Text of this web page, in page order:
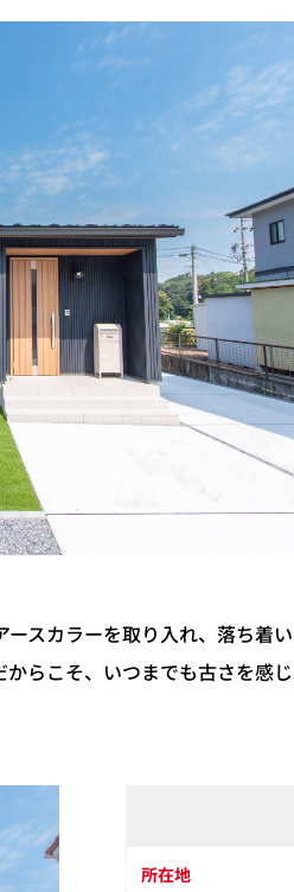
スカラーを取り入れ、落ち着
らこそ、いつまでも古さを感じ
所在地